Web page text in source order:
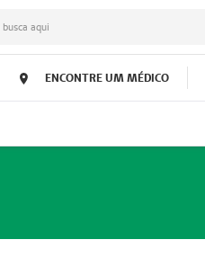
busca aqui
ENCONTRE UM MÉDICO